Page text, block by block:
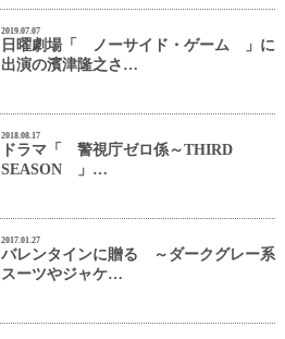
2019.07.07
日曜劇場「 ノーサイド・ゲーム 」に
出演の濱津隆之さ…
2018.08.17
ドラマ「 警視庁ゼロ係～THIRD
SEASON 」…
2017.01.27
バレンタインに贈る ～ダークグレー系
スーツやジャケ…